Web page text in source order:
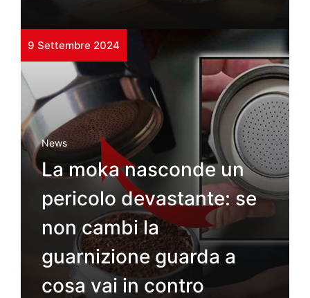
9 Settembre 2024
News
La moka nasconde un
pericolo devastante: se
non cambi la
guarnizione guarda a
cosa vai in contro